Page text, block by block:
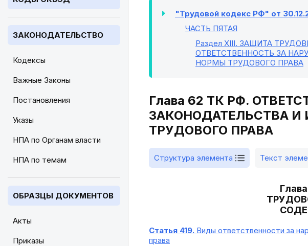
ЗАКОНОДАТЕЛЬСТВО
Кодексы
Важные Законы
Постановления
Указы
НПА по Органам власти
НПА по темам
ОБРАЗЦЫ ДОКУМЕНТОВ
Акты
Приказы
"Трудовой кодекс РФ" от
ЧАСТЬ ПЯТАЯ
Раздел XIII. ЗАЩИТА
ОТВЕТСТВЕННОСТЬ ЗА
НОРМЫ ТРУДОВОГО ПРАВА
Глава 62 ТК РФ.
ЗАКОНОДАТЕЛЬСТВА
ТРУДОВОГО ПРАВА
Структура элемента Текст
Статья 419. Виды ответственности за
права